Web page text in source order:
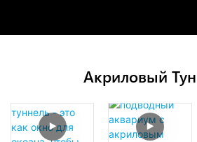
Акриловый